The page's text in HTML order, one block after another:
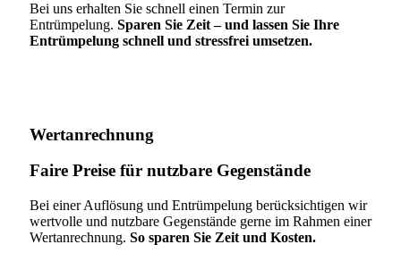
Bei uns erhalten Sie schnell einen Termin zur
Entrümpelung. Sparen Sie Zeit – und lassen Sie Ihre
Entrümpelung schnell und stressfrei umsetzen.
Wertanrechnung
Faire Preise für nutzbare Gegenstände
Bei einer Auflösung und Entrümpelung berücksichtigen wir
wertvolle und nutzbare Gegenstände gerne im Rahmen einer
Wertanrechnung. So sparen Sie Zeit und Kosten.